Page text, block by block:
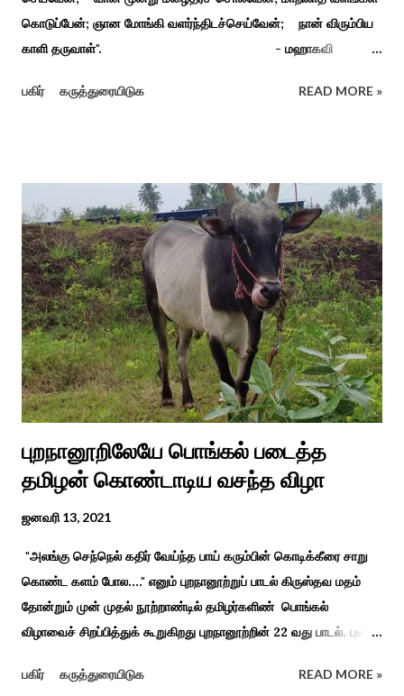
கொடுப்பேன்; ஞான மோங்கி வளர்ந்திடச்செய்வேன்; நான் விரும்பிய
காளி தருவாள்". - மஹாகவி
கொல்லங்குடி கிராம பக்தரின் கனவில் அய்யனார் தோன்றி
எடுத்த அய்யனார் என“வெட்டுடைய அய்யனார்“ நாமம் கோவில்
அமைத்து பூஜித்தனர். ஆங்கிலேய கிழக்கிந்திய ஆட்சியில் சிவகங்கை
இரண்டாம் மன்னர் முத்துவடுகநாதத் தேவர் ஆங்கிலேயரை எதிர்க்க
அவர்களால் காளையார் கோவிலில் இரண்டாம் மனைவி கௌரி
நாச்சியாருடன் கொல்லபட்டார். அவரது முதல் மனைவி
வேலுநாச்சியார...
பகிர் கருத்துரையிடுக READ MORE »
புறநானூறிலேயே பொங்கல் படைத்த
தமிழன் கொண்டாடிய வசந்த விழா
ஜனவரி 13, 2021
"அலங்கு செந்நெல் கதிர் வேய்ந்த பாய் கரும்பின் கொடிக்கீரை சாறு
கொண்ட களம் போல...." எனும் புறநானூற்றுப் பாடல் கிருஸ்தவ மதம்
தோன்றும் முன் முதல் நூற்றாண்டில் தமிழர்களிண் பொங்கல்
விழாவைச் சிறப்பித்துக் கூறுகிறது புறநானூற்றின் 22 வது பாடல். புலவர்
பொங்கல் விழாவை விவரிக்கிறார். நற்றிணை, குறுந்தொகை,
பகிர் கருத்துரையிடுக READ MORE »